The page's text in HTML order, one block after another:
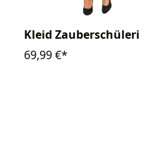
Kleid Zauberschülerin
69,99 €*